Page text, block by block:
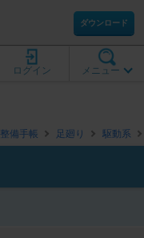
ダウンロード
メニュー
ログイン
整備手帳 足廻り 駆動系